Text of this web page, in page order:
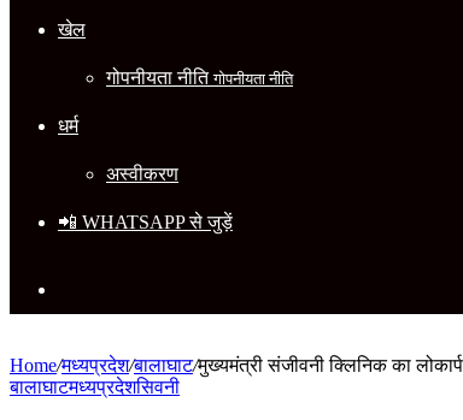
खेल
गोपनीयता नीतिगोपनीयता नीति
धर्म
अस्वीकरण
📲 WHATSAPP से जुड़ें
Home/मध्यप्रदेश/बालाघाट/मुख्यमंत्री संजीवनी क्लिनिक का
बालाघाटमध्यप्रदेशसिवनी